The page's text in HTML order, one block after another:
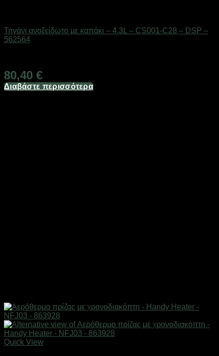
Τηγάνι ανοξείδωτο με καπάκι – 4.3L – CS001-C28 – DSP –
562564
80,40 €
Διαβάστε περισσότερα
Quick View